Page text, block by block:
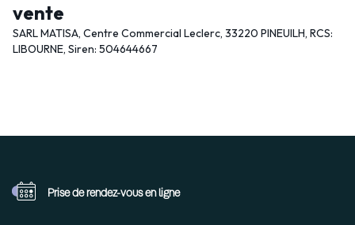
vente
SARL MATISA, Centre Commercial Leclerc, 33220 PINEUILH, RCS:
LIBOURNE, Siren: 504644667
Prise de rendez-vous en ligne